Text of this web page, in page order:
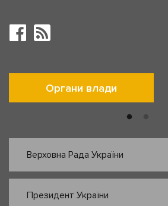
Органи влади
Верховна Рада України
Президент України